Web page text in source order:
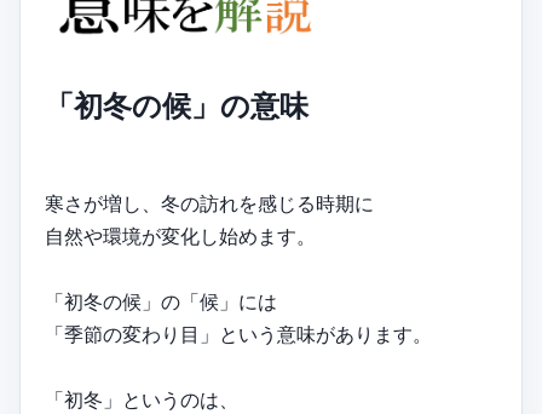
「初冬の候」の意味
寒さが増し、冬の訪れを感じる時期に
自然や環境が変化し始めます。
「初冬の候」の「候」には
「季節の変わり目」という意味があります。
「初冬」というのは、